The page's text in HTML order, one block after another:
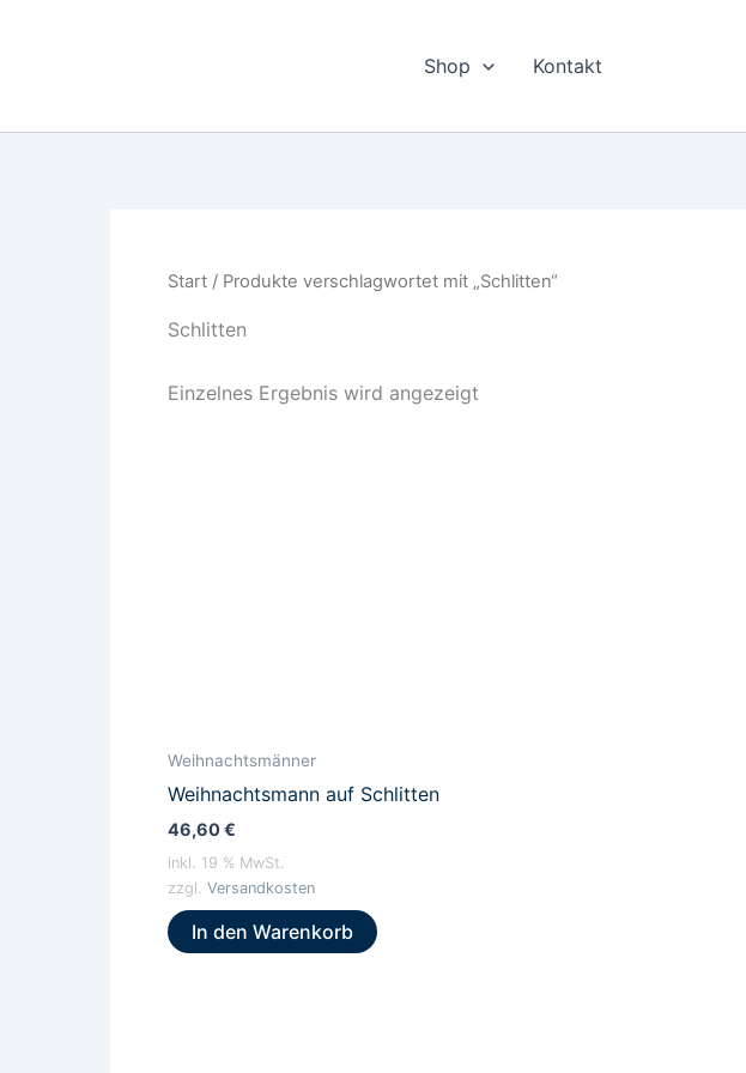
Shop Kontakt
Start / Produkte verschlagwortet mit „Schlitten“
Schlitten
Einzelnes Ergebnis wird angezeigt
Weihnachtsmänner
Weihnachtsmann auf Schlitten
46,60€
inkl. 19 % MwSt.
zzgl. Versandkosten
In den Warenkorb